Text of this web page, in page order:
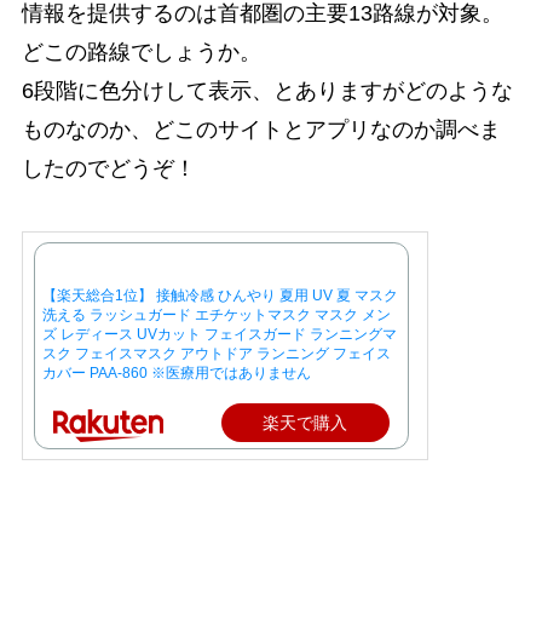
情報を提供するのは首都圏の主要13路線が対象。
どこの路線でしょうか。
6段階に色分けして表示、とありますがどのような
ものなのか、どこのサイトとアプリなのか調べま
したのでどうぞ！
【楽天総合1位】 接触冷感 ひんやり 夏用 UV 夏 マスク
洗える ラッシュガード エチケットマスク マスク メン
ズ レディース UVカット フェイスガード ランニングマ
スク フェイスマスク アウトドア ランニング フェイス
カバー PAA-860 ※医療用ではありません
楽天で購入